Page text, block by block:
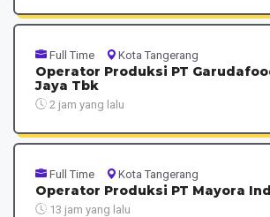
Full Time Kota Tangerang
Operator Produksi PT
Jaya Tbk
2 jam yang lalu
Full Time Kota Tangerang
Operator Produksi PT Mayora
13 jam yang lalu